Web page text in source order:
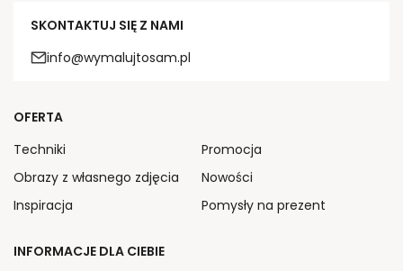
SKONTAKTUJ SIĘ Z NAMI
info@wymalujtosam.pl
OFERTA
Techniki
Obrazy z własnego zdjęcia
Inspiracja
Promocja
Nowości
Pomysły na prezent
INFORMACJE DLA CIEBIE